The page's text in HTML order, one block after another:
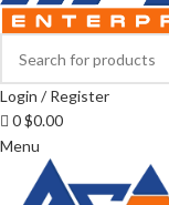
Login / Register
0$0.00
Menu